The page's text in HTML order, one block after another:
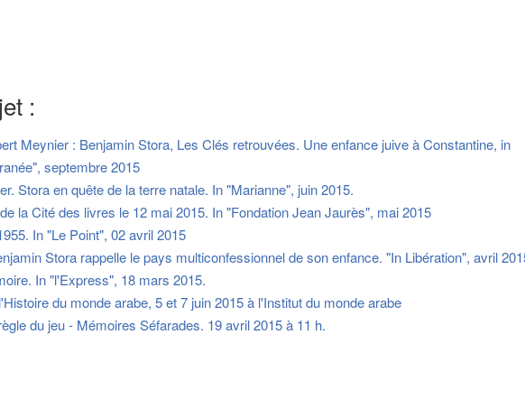
:
Meynier : Benjamin Stora, Les Clés retrouvées. Une enfance juive à Constantine, in
septembre 2015
Stora en quête de la terre natale. In "Marianne", juin 2015.
la Cité des livres le 12 mai 2015. In "Fondation Jean Jaurès", mai 2015
In "Le Point", 02 avril 2015
Stora rappelle le pays multiconfessionnel de son enfance. "In Libération", avril
In "l'Express", 18 mars 2015.
du monde arabe, 5 et 7 juin 2015 à l'Institut du monde arabe
du jeu - Mémoires Séfarades. 19 avril 2015 à 11 h.